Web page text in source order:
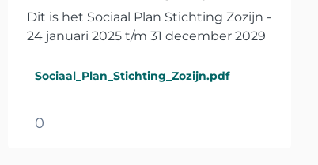
Dit is het Sociaal Plan Stichting Zozijn -
24 januari 2025 t/m 31 december 2029
Sociaal_Plan_Stichting_Zozijn.pdf
0